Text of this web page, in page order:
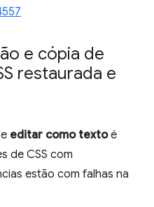
e cópia de
restaurada e
editar como textoé
de CSS com
estão com falhas na